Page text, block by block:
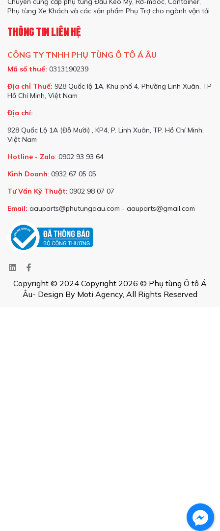
Phụ tùng Xe Khách và các sản phẩm Phụ Trợ cho ngành vận tải
THÔNG TIN LIÊN HỆ
CÔNG TY TNHH PHỤ TÙNG Ô TÔ Á ÂU
Mã số thuế: 0313190239
Địa chỉ Thuế: 928 Quốc lộ 1A, Khu phố 4, Phường Linh Xuân, TP
Hồ Chí Minh, Việt Nam
Địa chỉ:
928 Quốc Lộ 1A (Đỗ Mười) , KP4, P. Linh Xuân, TP. Hồ Chí Minh,
Việt Nam
Hotline - Zalo: 0902 93 93 64
Kinh Doanh: 0932 67 05 05
Tư Vấn Kỹ Thuật: 0902 98 07 07
Email: aauparts@phutungaau.com - aauparts@gmail.com
Copyright © 2024 Copyright 2026 © Phụ tùng Ô tô Á
Âu- Design By Moti Agency, All Rights Reserved